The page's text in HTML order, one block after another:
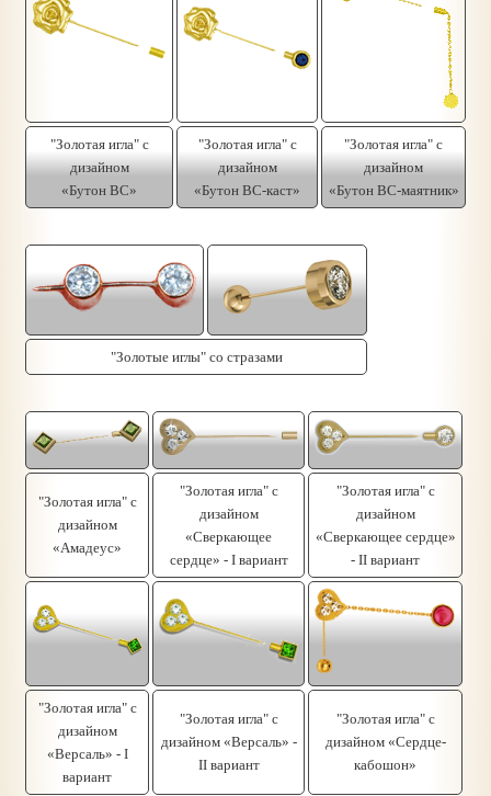
"Золотая игла" с
дизайном
«Бутон ВС»
"Золотая игла" с
дизайном
«Бутон ВС-каст»
"Золотая игла" с
дизайном
«Бутон ВС-маятник»
"Золотые иглы" со стразами
"Золотая игла" с
дизайном
«Амадеус»
"Золотая игла" с
дизайном
«Сверкающее
сердце» - I вариант
"Золотая игла" с
дизайном
«Сверкающее сердце»
- II вариант
"Золотая игла" с
дизайном
«Версаль» - I
вариант
"Золотая игла" с
дизайном «Версаль» -
II вариант
"Золотая игла" с
дизайном «Сердце-
кабошон»